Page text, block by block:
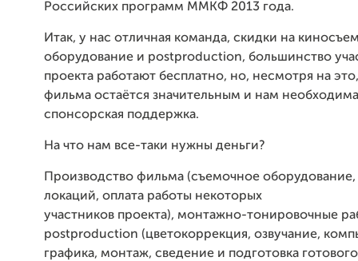
Российских программ ММКФ 2013 года.
Итак, у нас отличная команда, скидки на
оборудование и postproduction, большинство
проекта работают бесплатно, но, несмотря на
фильма остаётся значительным и нам
спонсорская поддержка.
На что нам все-таки нужны деньги?
Производство фильма (съемочное
локаций, оплата работы некоторых
участников проекта), монтажно-тонировочные
postproduction (цветокоррекция, озвучание,
графика, монтаж, сведение и подготовка